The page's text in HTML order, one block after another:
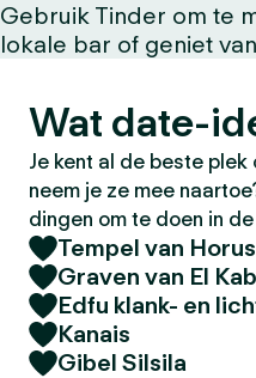
n
a
Gebruik Tinder om te
lokale bar of geniet
Wat date-
Je kent al de beste plek
neem je ze mee
dingen om te doen in
Tempel van Horus
Graven van El Kab
Edfu klank- en
Kanais
Gibel Silsila